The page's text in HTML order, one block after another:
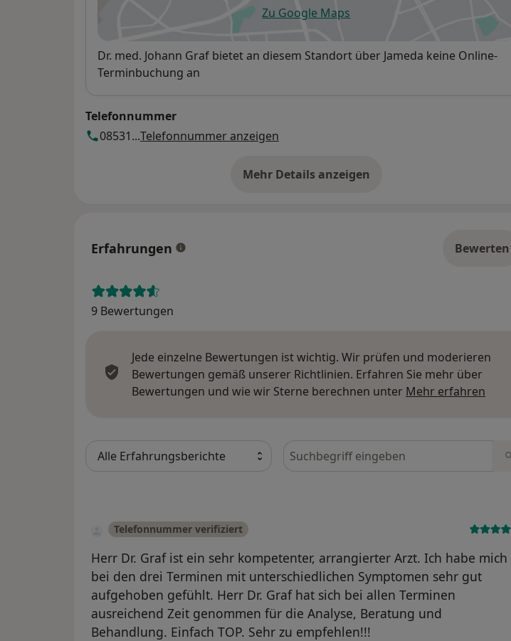
Zu Google Mapsöffnet in einer neuen Registerkarte
Verfügbarkeit
Dr. med. Johann Graf bietet an diesem Standort über Jameda keine Online-
Terminbuchung an
Telefonnummer
08531...Telefonnummer anzeigen
Mehr Details anzeigen
über die Adresse
Erfahrungen Bewerten
9 Bewertungen
Jede einzelne Bewertungen ist wichtig. Wir prüfen und moderieren
Bewertungen gemäß unserer Richtlinien. Erfahren Sie mehr über
Bewertungen und wie wir Sterne berechnen unter Mehr erfahren
Bewertungen durchsuchen
Telefonnummer verifiziert
Herr Dr. Graf ist ein sehr kompetenter, arrangierter Arzt. Ich habe mich
bei den drei Terminen mit unterschiedlichen Symptomen sehr gut
aufgehoben gefühlt. Herr Dr. Graf hat sich bei allen Terminen
ausreichend Zeit genommen für die Analyse, Beratung und
Behandlung. Einfach TOP. Sehr zu empfehlen!!!